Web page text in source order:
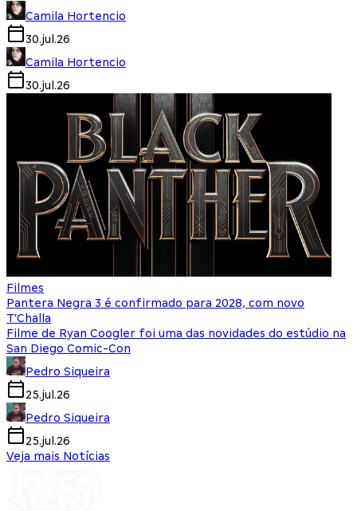
Camila Hortencio
30.jul.26
Camila Hortencio
30.jul.26
Filmes
Pantera Negra 3 é confirmado para 2028, com novo
T'Challa
Filme de Ryan Coogler foi uma das novidades do estúdio na
San Diego Comic-Con
Pedro Siqueira
25.jul.26
Pedro Siqueira
25.jul.26
Veja mais Notícias